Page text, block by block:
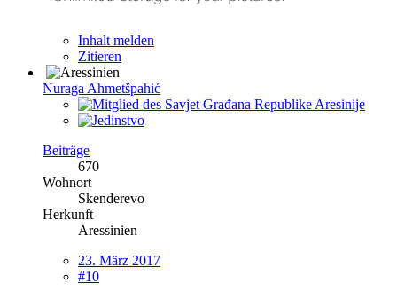
Inhalt melden
Zitieren
Nuraga Ahmetšpahić
Beiträge
670
Wohnort
Skenderevo
Herkunft
Aressinien
23. März 2017
#10